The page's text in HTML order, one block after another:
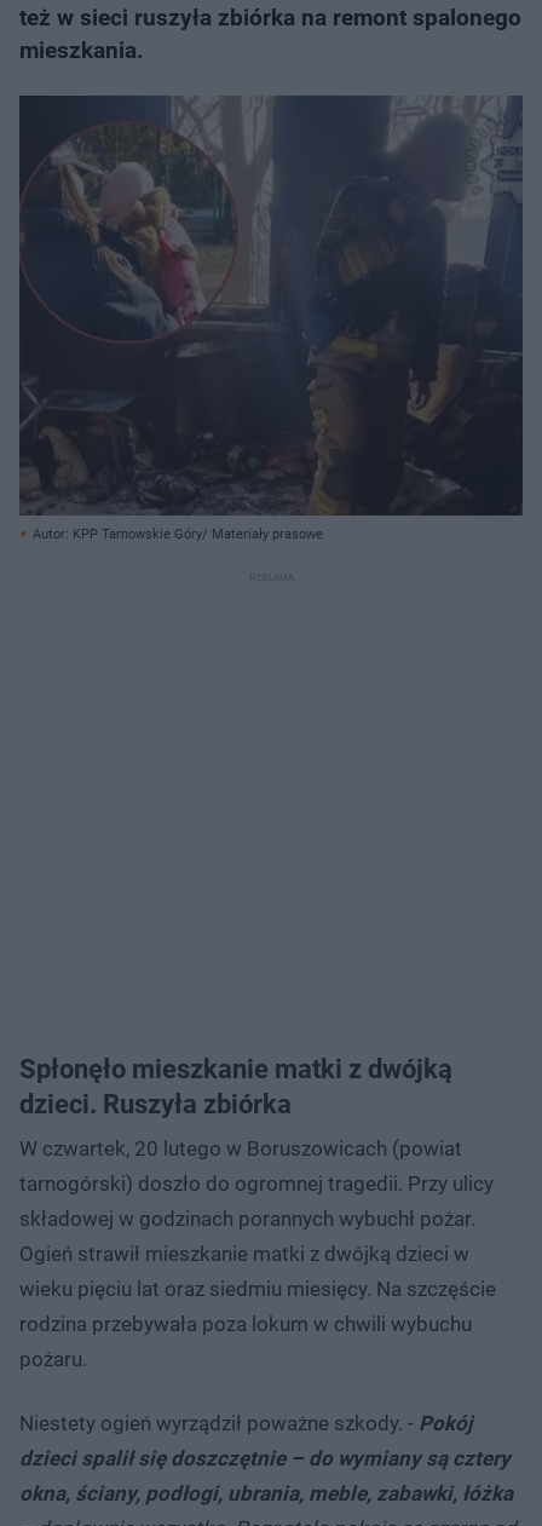
też w sieci ruszyła zbiórka na remont spalonego
mieszkania.
Autor: KPP Tarnowskie Góry/ Materiały prasowe
Spłonęło mieszkanie matki z dwójką
dzieci. Ruszyła zbiórka
W czwartek, 20 lutego w Boruszowicach (powiat
tarnogórski) doszło do ogromnej tragedii. Przy ulicy
składowej w godzinach porannych wybuchł pożar.
Ogień strawił mieszkanie matki z dwójką dzieci w
wieku pięciu lat oraz siedmiu miesięcy. Na szczęście
rodzina przebywała poza lokum w chwili wybuchu
pożaru.
Niestety ogień wyrządził poważne szkody. - Pokój
dzieci spalił się doszczętnie – do wymiany są cztery
okna, ściany, podłogi, ubrania, meble, zabawki, łóżka